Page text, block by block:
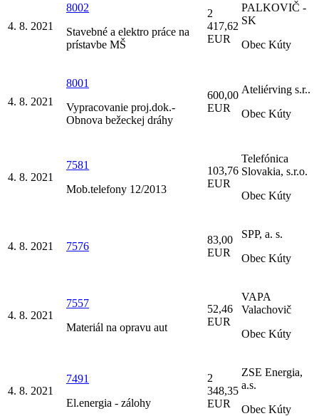
4. 8. 2021
8002
Stavebné a elektro práce na
prístavbe MŠ
2
417,62
EUR
PALKOVIČ -
SK
Obec Kúty
4. 8. 2021
8001
Vypracovanie proj.dok.-
Obnova bežeckej dráhy
600,00
EUR
Ateliérving s.r..
Obec Kúty
4. 8. 2021
7581
Mob.telefony 12/2013
103,76
EUR
Telefónica
Slovakia, s.r.o.
Obec Kúty
4. 8. 2021 7576
83,00
EUR
SPP, a. s.
Obec Kúty
4. 8. 2021
7557
Materiál na opravu aut
52,46
EUR
VAPA
Valachovič
Obec Kúty
4. 8. 2021
7491
El.energia - zálohy
2
348,35
EUR
ZSE Energia,
a.s.
Obec Kúty